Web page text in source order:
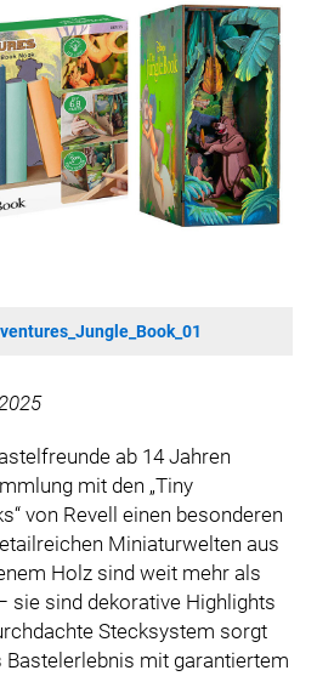
ab 14 Jahren
mit den „Tiny
von Revell einen besonderen
Miniaturwelten aus
Holz sind weit mehr als
sie sind dekorative Highlights
Stecksystem sorgt
mit garantiertem